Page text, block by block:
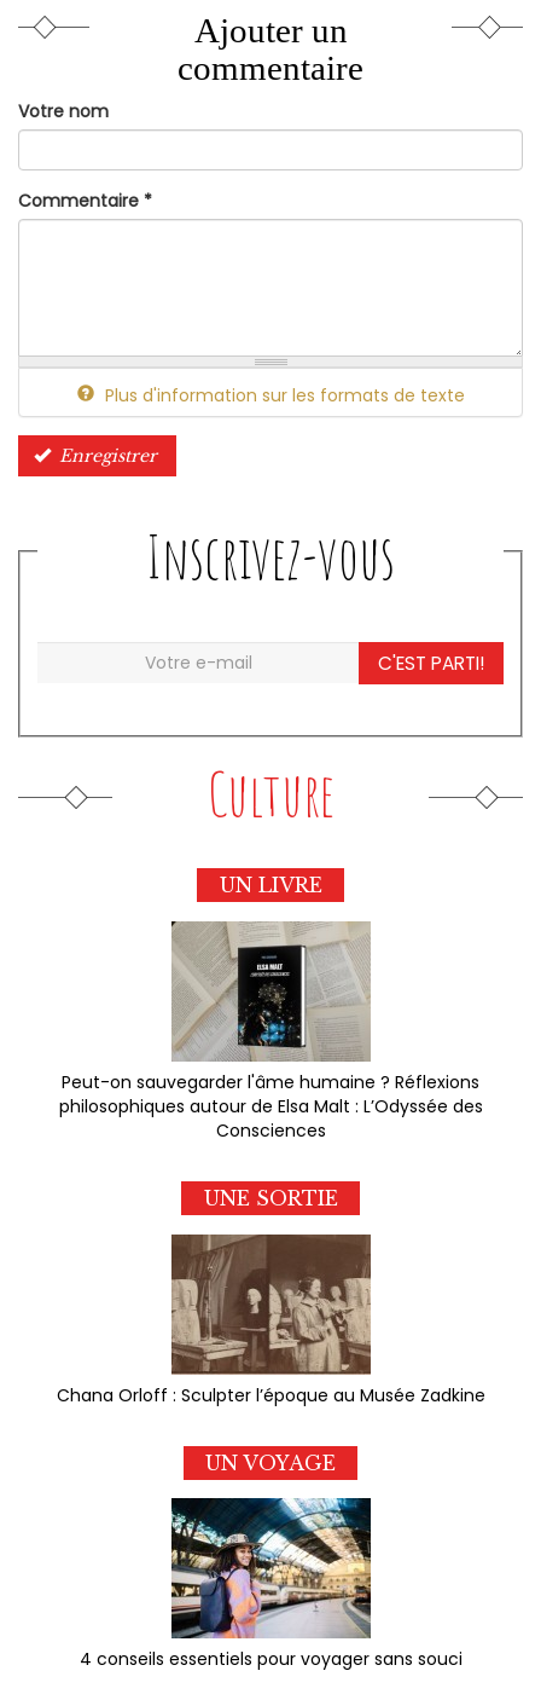
Ajouter un
commentaire
Votre nom
Commentaire *
Plus d'information sur les formats de texte
Enregistrer
Inscrivez-vous
C'EST PARTI!
Culture
UN LIVRE
Peut-on sauvegarder l'âme humaine ? Réflexions
philosophiques autour de Elsa Malt : L’Odyssée des
Consciences
UNE SORTIE
Chana Orloff : Sculpter l’époque au Musée Zadkine
UN VOYAGE
4 conseils essentiels pour voyager sans souci